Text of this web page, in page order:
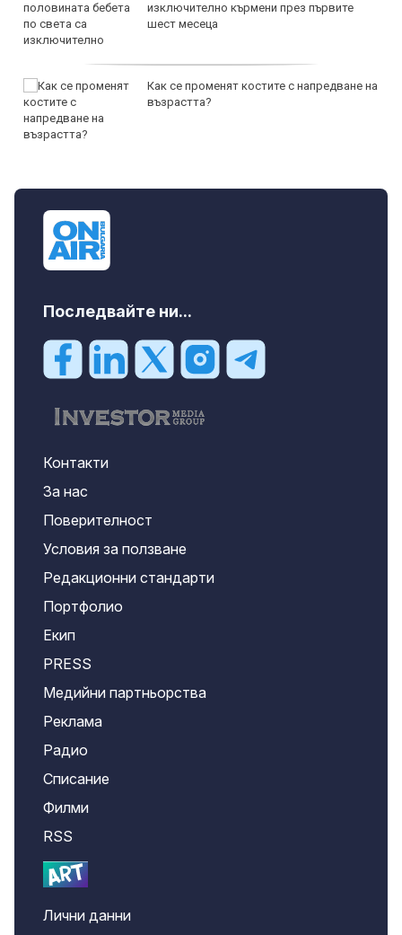
изключително кърмени през първите
шест месеца
Как се променят костите с напредване на
възрастта?
Последвайте ни...
Контакти
За нас
Поверителност
Условия за ползване
Редакционни стандарти
Портфолио
Екип
PRESS
Медийни партньорства
Реклама
Радио
Списание
Филми
RSS
Лични данни